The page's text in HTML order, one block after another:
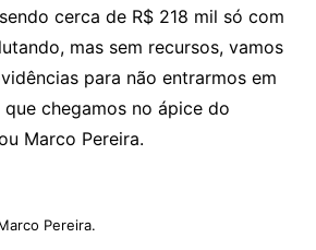
cerca de R$ 218 mil só com
mas sem recursos, vamos
para não entrarmos em
chegamos no ápice do
Marco Pereira.
Pereira.